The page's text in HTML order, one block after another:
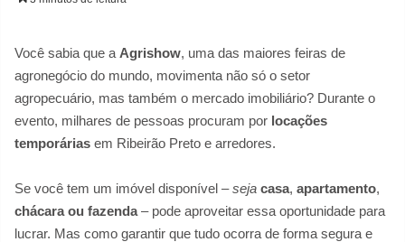
Você sabia que a Agrishow, uma das maiores feiras de
agronegócio do mundo, movimenta não só o setor
agropecuário, mas também o mercado imobiliário? Durante o
evento, milhares de pessoas procuram por locações
temporárias em Ribeirão Preto e arredores.
Se você tem um imóvel disponível –seja casa, apartamento,
chácara ou fazenda– pode aproveitar essa oportunidade para
lucrar. Mas como garantir que tudo ocorra de forma segura e